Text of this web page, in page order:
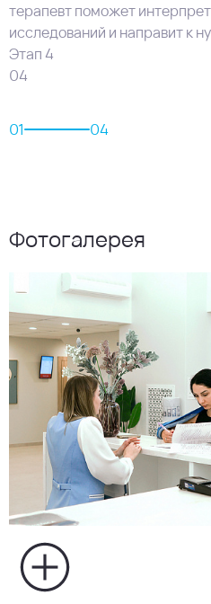
терапевт поможет
исследований и направит к
Этап 4
04
01 04
Фотогалерея